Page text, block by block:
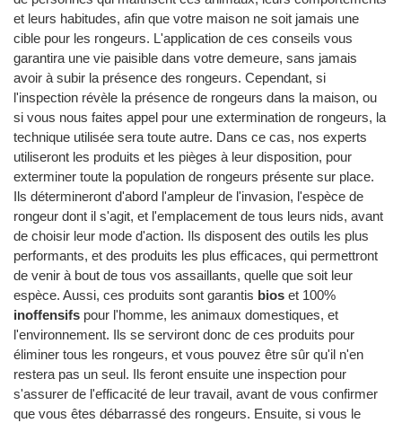
et leurs habitudes, afin que votre maison ne soit jamais une
cible pour les rongeurs. L'application de ces conseils vous
garantira une vie paisible dans votre demeure, sans jamais
avoir à subir la présence des rongeurs. Cependant, si
l'inspection révèle la présence de rongeurs dans la maison, ou
si vous nous faites appel pour une extermination de rongeurs, la
technique utilisée sera toute autre. Dans ce cas, nos experts
utiliseront les produits et les pièges à leur disposition, pour
exterminer toute la population de rongeurs présente sur place.
Ils détermineront d'abord l'ampleur de l'invasion, l'espèce de
rongeur dont il s'agit, et l'emplacement de tous leurs nids, avant
de choisir leur mode d'action. Ils disposent des outils les plus
performants, et des produits les plus efficaces, qui permettront
de venir à bout de tous vos assaillants, quelle que soit leur
espèce. Aussi, ces produits sont garantis bios et 100%
inoffensifs pour l'homme, les animaux domestiques, et
l'environnement. Ils se serviront donc de ces produits pour
éliminer tous les rongeurs, et vous pouvez être sûr qu'il n'en
restera pas un seul. Ils feront ensuite une inspection pour
s'assurer de l'efficacité de leur travail, avant de vous confirmer
que vous êtes débarrassé des rongeurs. Ensuite, si vous le